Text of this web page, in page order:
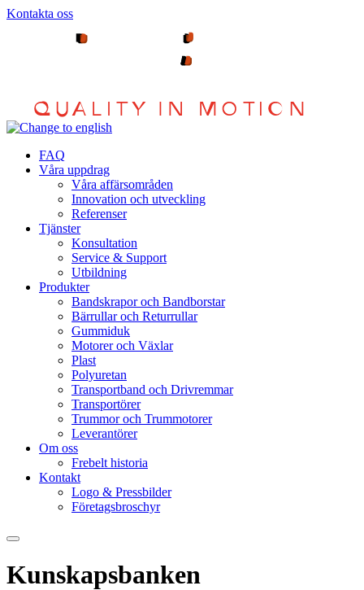
Hoppa
Kontakta oss
FAQ
Våra uppdrag
Våra affärsområden
Innovation och utveckling
Referenser
Tjänster
Konsultation
Service & Support
Utbildning
Produkter
Bandskrapor och Bandborstar
Bärrullar och Returrullar
Gummiduk
Motorer och Växlar
Plast
Polyuretan
Transportband och Drivremmar
Transportörer
Trummor och Trummotorer
Leverantörer
Om oss
Frebelt historia
Kontakt
Logo & Pressbilder
Företagsbroschyr
Kunskapsbanken